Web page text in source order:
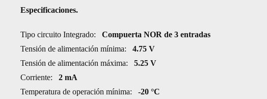
Especificaciones.
Tipo circuito Integrado: Compuerta NOR de 3 entradas
Tensión de alimentación mínima:
4.75 V
Tensión de alimentación máxima: 5.25 V
Corriente:
2 mA
Temperatura de operación mínima:
-20 °C